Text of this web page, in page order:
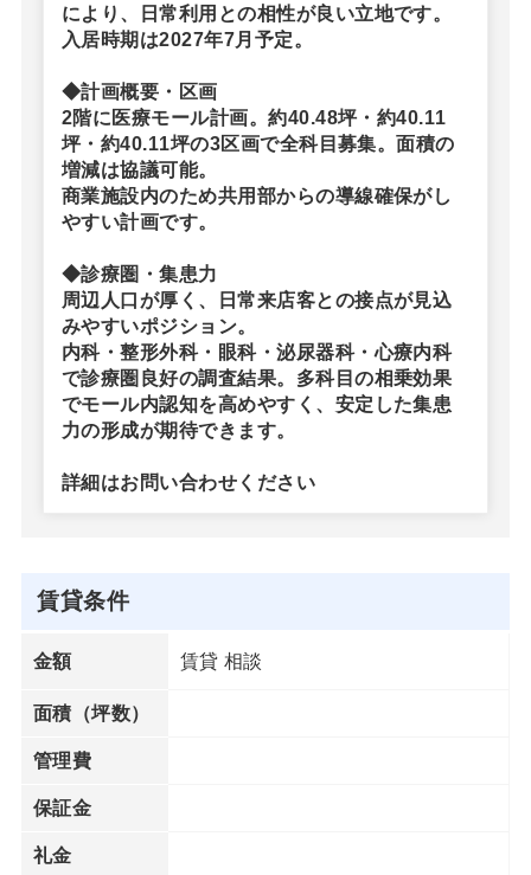
により、日常利用との相性が良い立地です。
入居時期は2027年7月予定。
◆計画概要・区画
2階に医療モール計画。約40.48坪・約40.11
坪・約40.11坪の3区画で全科目募集。面積の
増減は協議可能。
商業施設内のため共用部からの導線確保がし
やすい計画です。
◆診療圏・集患力
周辺人口が厚く、日常来店客との接点が見込
みやすいポジション。
内科・整形外科・眼科・泌尿器科・心療内科
で診療圏良好の調査結果。多科目の相乗効果
でモール内認知を高めやすく、安定した集患
力の形成が期待できます。
詳細はお問い合わせください
賃貸条件
金額 賃貸 相談
面積（坪数）
管理費
保証金
礼金